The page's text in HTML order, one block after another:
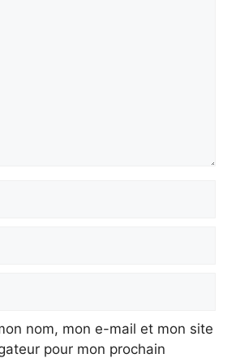
nom, mon e-mail et mon site
pour mon prochain